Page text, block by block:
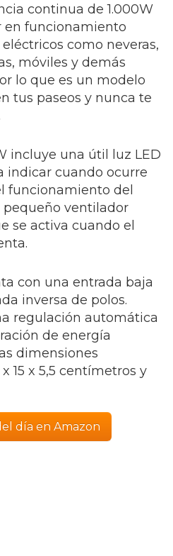
continua de 1.000W
en funcionamiento
como neveras,
móviles y demás
lo que es un modelo
tus paseos y nunca te
incluye una útil luz LED
indicar cuando ocurre
funcionamiento del
pequeño ventilador
se activa cuando el
con una entrada baja
inversa de polos.
regulación automática
de energía
dimensiones
15 x 5,5 centímetros y
día en Amazon